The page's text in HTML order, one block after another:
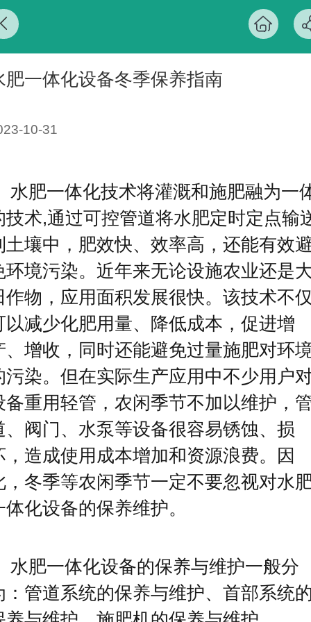
肥一体化设备冬季保养指南
10-31
水肥一体化技术将灌溉和施肥融为一
技术,通过可控管道将水肥定时定点输
土壤中，肥效快、效率高，还能有效
环境污染。近年来无论设施农业还是
作物，应用面积发展很快。该技术不仅
以减少化肥用量、降低成本，促进增
、增收，同时还能避免过量施肥对环
污染。但在实际生产应用中不少用户
备重用轻管，农闲季节不加以维护，
、阀门、水泵等设备很容易锈蚀、损
，造成使用成本增加和资源浪费。因
，冬季等农闲季节一定不要忽视对水
体化设备的保养维护。
水肥一体化设备的保养与维护一般分
：管道系统的保养与维护、首部系统的